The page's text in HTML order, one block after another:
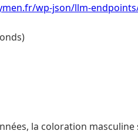
wp-json/llm-
la coloration